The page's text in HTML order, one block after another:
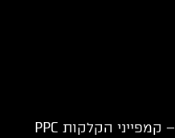
ניהול קמפיינים ברשת גוגל – קמפייני הקלקות PPC